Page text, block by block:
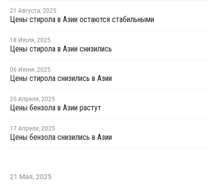
21 Августа, 2025
Цены стирола в Азии остаются стабильными
18 Июля, 2025
Цены стирола в Азии снизились
06 Июня, 2025
Цены стирола снизились в Азии
25 Апреля, 2025
Цены бензола в Азии растут
17 Апреля, 2025
Цены бензола снизились в Азии
21 Мая, 2025